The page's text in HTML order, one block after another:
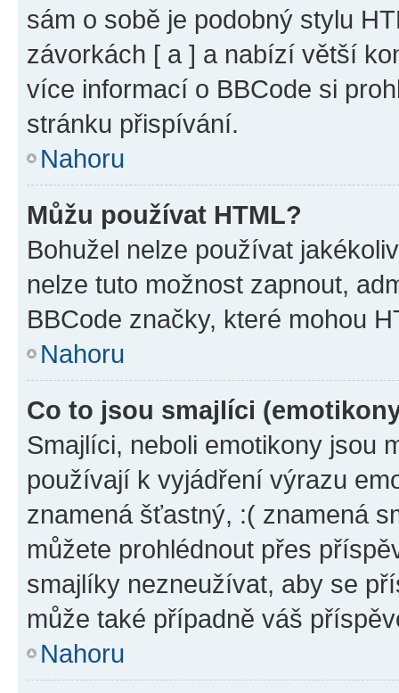
sám o sobě je podobný stylu
závorkách [ a ] a nabízí větší
více informací o BBCode si
stránku přispívání.
Nahoru
Můžu používat HTML?
Bohužel nelze používat
nelze tuto možnost zapnout,
BBCode značky, které mohou
Nahoru
Co to jsou smajlíci
Smajlíci, neboli emotikony jsou
používají k vyjádření výrazu
znamená šťastný, :( znamená
můžete prohlédnout přes
smajlíky nezneužívat, aby se
může také případně váš
Nahoru